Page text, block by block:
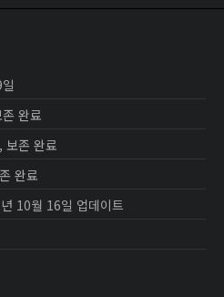
완료
보존 완료
완료
10월 16일 업데이트